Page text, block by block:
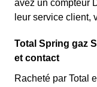
avez un compteur
leur service client,
Total Spring gaz
et contact
Racheté par Total